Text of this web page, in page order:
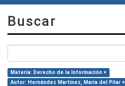
Buscar
Materia: Derecho de la Información ×
Autor: Hernández Martínez, María del Pilar ×